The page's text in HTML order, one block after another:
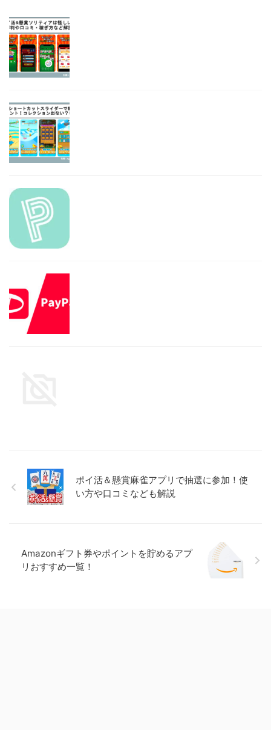
ポイ活＆懸賞麻雀アプリで抽選に参加！使
い方や口コミなども解説
Amazonギフト券やポイントを貯めるアプ
リおすすめ一覧！